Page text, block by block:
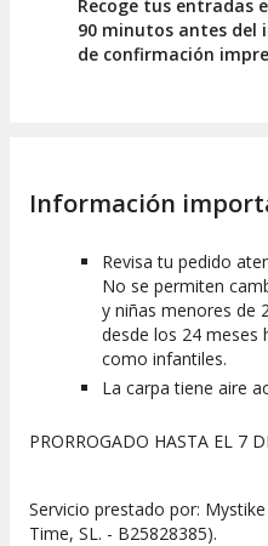
Recoge tus entradas
90 minutos antes del
de confirmación
Información
Revisa tu pedido
No se permiten
y niñas menores de
desde los 24 meses
como infantiles.
La carpa tiene aire
PRORROGADO HASTA EL 7
Servicio prestado por:
Time, SL. - B25828385).